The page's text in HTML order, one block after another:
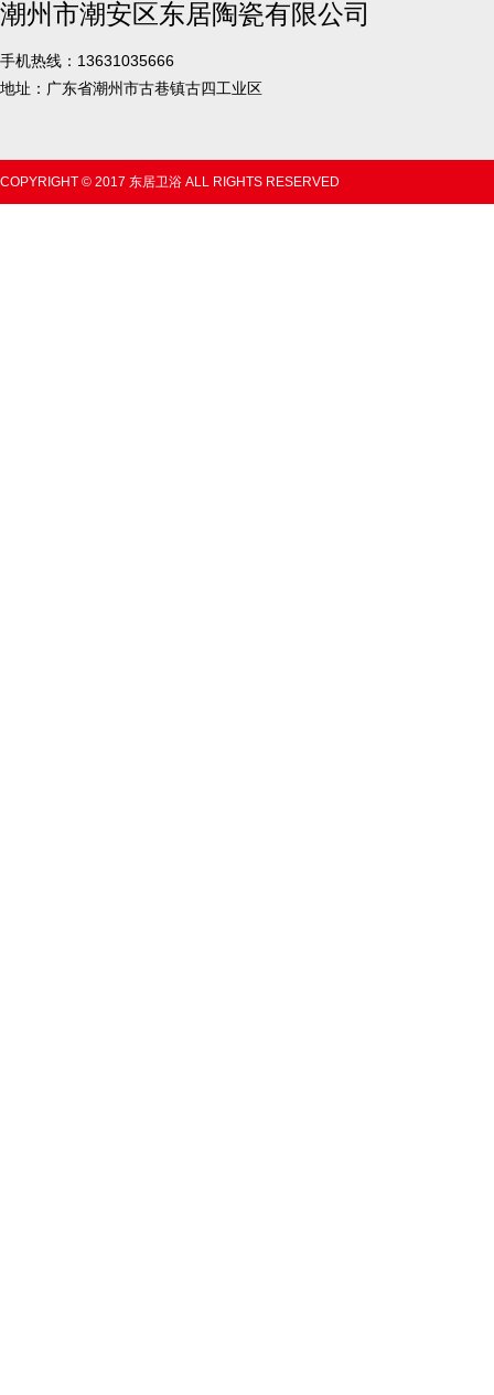
潮州市潮安区东居陶瓷有限公司
手机热线：13631035666
地址：广东省潮州市古巷镇古四工业区
COPYRIGHT © 2017 东居卫浴 ALL RIGHTS RESERVED